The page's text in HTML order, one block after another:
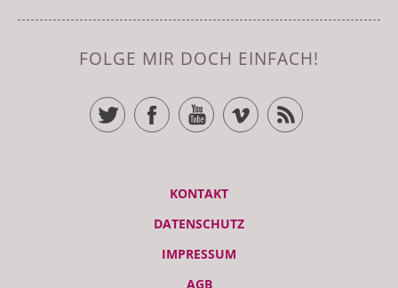
FOLGE MIR DOCH EINFACH!
TWITTERFACEBOOKYOUTUBEVIMEO RSS FEED
KONTAKT
DATENSCHUTZ
IMPRESSUM
AGB